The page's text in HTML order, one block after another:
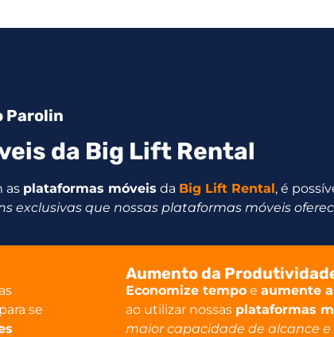
Parolin
da Big Lift Rental
as plataformas móveis da Big Lift Rental, é
exclusivas que nossas plataformas móveis
se
Aumento da
Economize tempoe aumente
ao utilizar nossas plataformas
maior capacidade de alcance e